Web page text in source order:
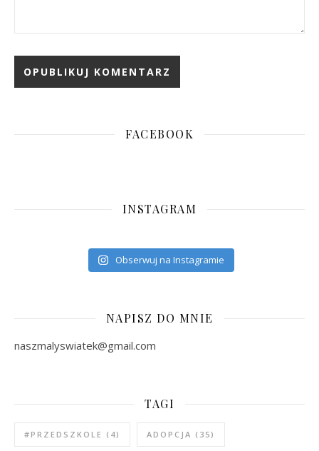
FACEBOOK
INSTAGRAM
Obserwuj na Instagramie
NAPISZ DO MNIE
naszmalyswiatek@gmail.com
TAGI
#PRZEDSZKOLE (4) ADOPCJA (35)